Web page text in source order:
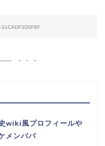
wiki風プロフィールや
メンパパ